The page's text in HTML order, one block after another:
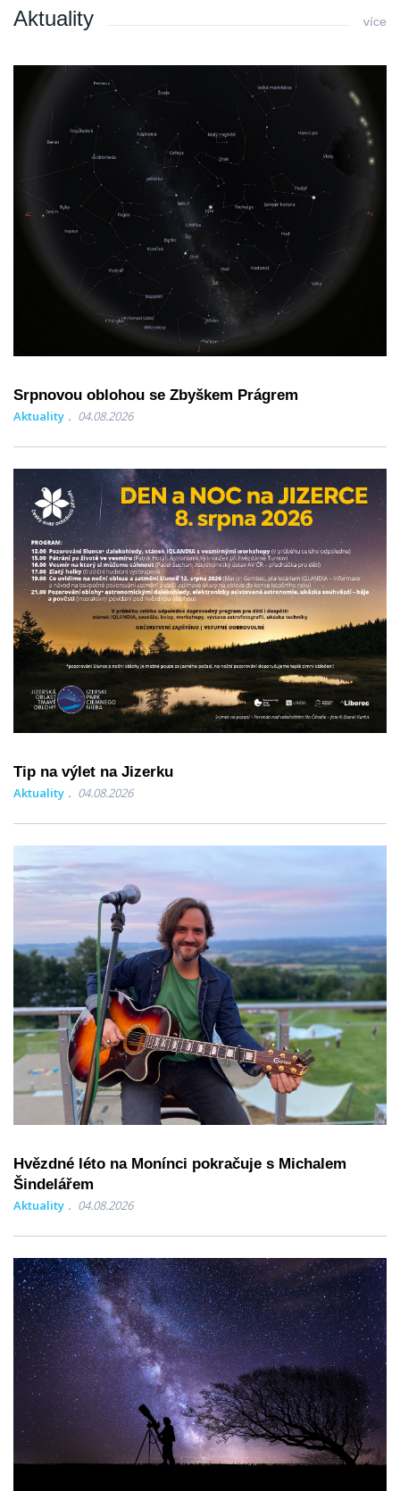
Aktuality více
Srpnovou oblohou se Zbyškem Prágrem
Aktuality 04.08.2026
Tip na výlet na Jizerku
Aktuality 04.08.2026
Hvězdné léto na Monínci pokračuje s Michalem
Šindelářem
Aktuality 04.08.2026